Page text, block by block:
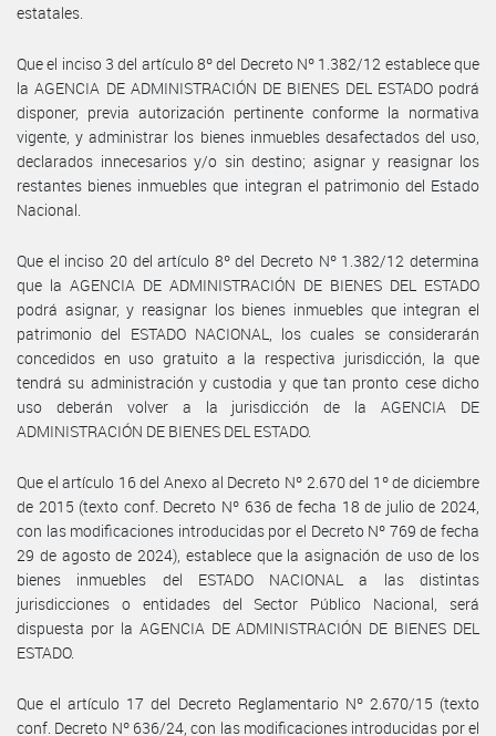
estatales.
Que el inciso 3 del artículo 8º del Decreto Nº 1.382/12 establece que
la AGENCIA DE ADMINISTRACIÓN DE BIENES DEL ESTADO podrá
disponer, previa autorización pertinente conforme la normativa
vigente, y administrar los bienes inmuebles desafectados del uso,
declarados innecesarios y/o sin destino; asignar y reasignar los
restantes bienes inmuebles que integran el patrimonio del Estado
Nacional.
Que el inciso 20 del artículo 8º del Decreto Nº 1.382/12 determina
que la AGENCIA DE ADMINISTRACIÓN DE BIENES DEL ESTADO
podrá asignar, y reasignar los bienes inmuebles que integran el
patrimonio del ESTADO NACIONAL, los cuales se considerarán
concedidos en uso gratuito a la respectiva jurisdicción, la que
tendrá su administración y custodia y que tan pronto cese dicho
uso deberán volver a la jurisdicción de la AGENCIA DE
ADMINISTRACIÓN DE BIENES DEL ESTADO.
Que el artículo 16 del Anexo al Decreto Nº 2.670 del 1º de diciembre
de 2015 (texto conf. Decreto Nº 636 de fecha 18 de julio de 2024,
con las modificaciones introducidas por el Decreto Nº 769 de fecha
29 de agosto de 2024), establece que la asignación de uso de los
bienes inmuebles del ESTADO NACIONAL a las distintas
jurisdicciones o entidades del Sector Público Nacional, será
dispuesta por la AGENCIA DE ADMINISTRACIÓN DE BIENES DEL
ESTADO.
Que el artículo 17 del Decreto Reglamentario Nº 2.670/15 (texto
conf. Decreto Nº 636/24, con las modificaciones introducidas por el